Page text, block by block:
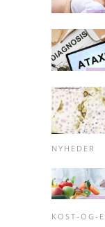
NYHEDER
KOST-OG-